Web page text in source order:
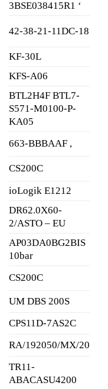
3BSE038415R1 ‘
42-38-21-11DC-18
KF-30L
KFS-A06
BTL2H4F BTL7-
S571-M0100-P-
KA05
663-BBBAAF ,
CS200C
ioLogik E1212
DR62.0X60-
2/ASTO – EU
AP03DA0BG2BIS
10bar
CS200C
UM DBS 200S
CPS11D-7AS2C
RA/192050/MX/20
TR11-
ABACASU4200